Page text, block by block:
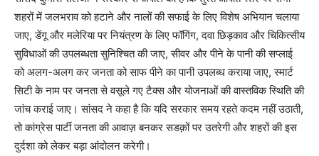
शहरों में जलभराव को हटाने और नालों की सफाई के लिए विशेष अभियान चलाया
जाए, डेंगू और मलेरिया पर नियंत्रण के लिए फॉगिंग, दवा छिड़काव और चिकित्सीय
सुविधाओं की उपलब्धता सुनिश्चित की जाए, सीवर और पीने के पानी की सप्लाई
को अलग-अलग कर जनता को साफ पीने का पानी उपलब्ध कराया जाए, स्मार्ट
सिटी के नाम पर जनता से वसूले गए टैक्स और योजनाओं की वास्तविक स्थिति की
जांच कराई जाए। सांसद ने कहा है कि यदि सरकार समय रहते कदम नहीं उठाती,
तो कांग्रेस पार्टी जनता की आवाज़ बनकर सडक़ों पर उतरेगी और शहरों की इस
दुर्दशा को लेकर बड़ा आंदोलन करेगी।